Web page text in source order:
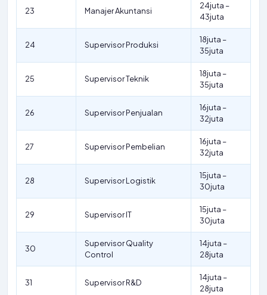
23 Manajer Akuntansi
24juta –
43juta
24 Supervisor Produksi
18juta –
35juta
25 Supervisor Teknik
18juta –
35juta
26 Supervisor Penjualan
16juta –
32juta
27 Supervisor Pembelian
16juta –
32juta
28 Supervisor Logistik
15juta –
30juta
29 Supervisor IT
15juta –
30juta
30
Supervisor Quality
Control
14juta –
28juta
31 Supervisor R&D
14juta –
28juta